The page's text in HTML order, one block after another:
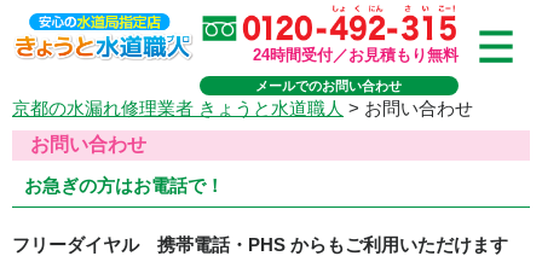
24時間受付／お見積もり無料
メールでのお問い合わせ
京都の水漏れ修理業者 きょうと水道職人 > お問い合わせ
お問い合わせ
お急ぎの方はお電話で！
フリーダイヤル 携帯電話・PHS からもご利用いただけます